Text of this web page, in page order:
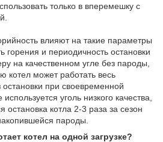
только в вперемешку с
влияют на такие параметры
горения и периодичность остановки
на качественном угле без пароды,
котел может работать весь
при своевременной
уголь низкого качества,
остановка котла 2-3 раза за сезон
пароды.
котел на одной загрузке?